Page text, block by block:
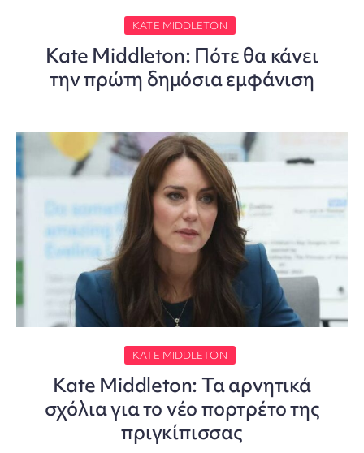
KATE MIDDLETON
Kate Middleton: Πότε θα κάνει
την πρώτη δημόσια εμφάνιση
KATE MIDDLETON
Kate Middleton: Τα αρνητικά
σχόλια για το νέο πορτρέτο της
πριγκίπισσας